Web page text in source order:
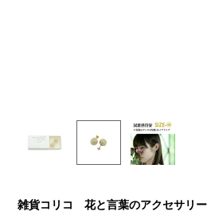
雑貨コリコ 花と言葉のアクセサリー